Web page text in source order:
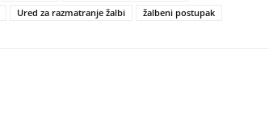
Ured za razmatranje žalbi žalbeni postupak